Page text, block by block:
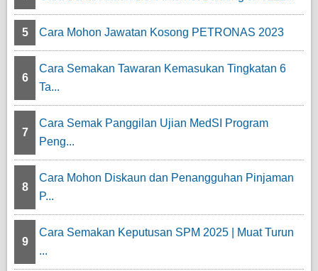
5 Cara Mohon Jawatan Kosong PETRONAS 2023
6
Cara Semakan Tawaran Kemasukan Tingkatan 6
Ta...
7
Cara Semak Panggilan Ujian MedSI Program
Peng...
8
Cara Mohon Diskaun dan Penangguhan Pinjaman
P...
9
Cara Semakan Keputusan SPM 2025 | Muat Turun
...